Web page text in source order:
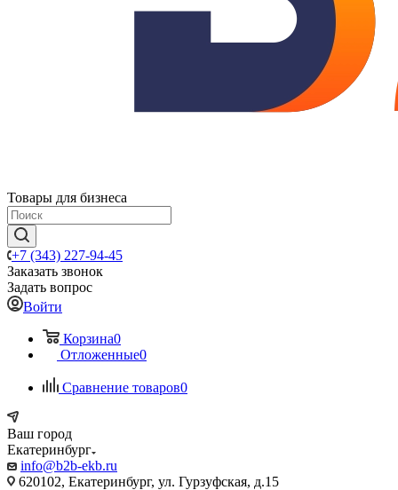
Товары для бизнеса
+7 (343) 227-94-45
Заказать звонок
Задать вопрос
Войти
Корзина0
Отложенные0
Сравнение товаров0
Ваш город
Екатеринбург
info@b2b-ekb.ru
620102, Екатеринбург, ул. Гурзуфская, д.15